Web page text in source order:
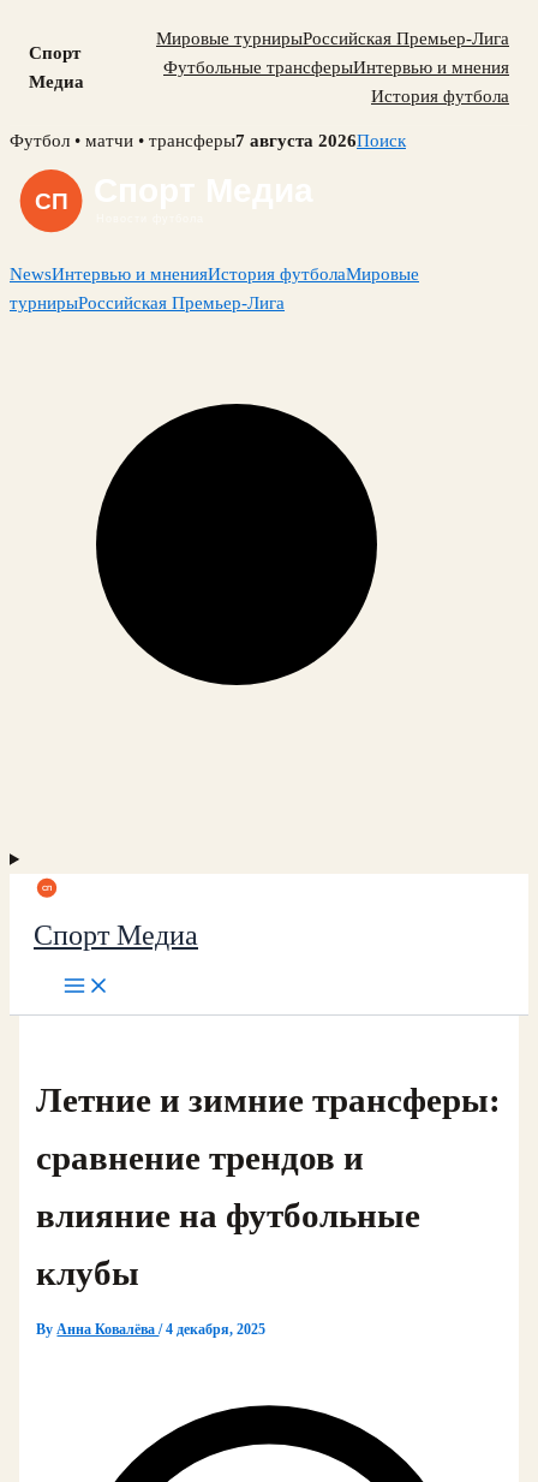
Спорт
Медиа
Мировые турнирыРоссийская Премьер-Лига
Футбольные трансферыИнтервью и мнения
История футбола
Skip
content
Футбол • матчи • трансферы7 августа 2026Поиск
NewsИнтервью и мненияИстория футболаМировые
турнирыРоссийская Премьер-Лига
Спорт Медиа
Летние и зимние трансферы:
сравнение трендов и
влияние на футбольные
клубы
ByАнна Ковалёва/4 декабря, 2025